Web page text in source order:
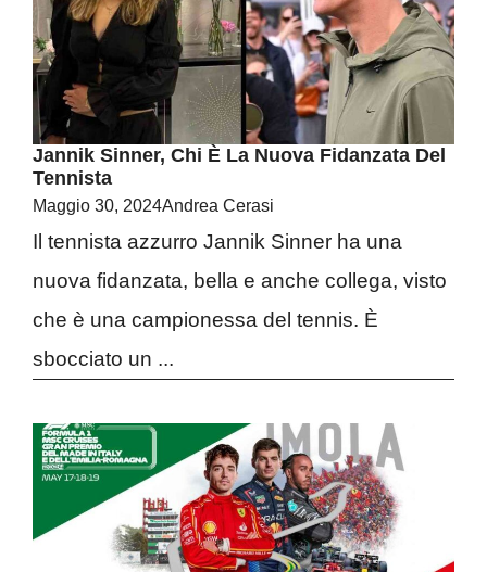
Jannik Sinner, Chi È La Nuova Fidanzata Del
Tennista
Maggio 30, 2024Andrea Cerasi
Il tennista azzurro Jannik Sinner ha una
nuova fidanzata, bella e anche collega, visto
che è una campionessa del tennis. È
sbocciato un ...